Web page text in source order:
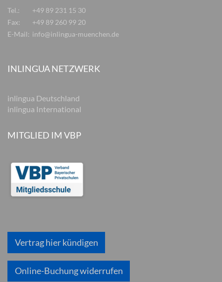
Tel.:
+49 89 231 15 30
Fax:
+49 89 260 99 20
E-Mail: info@inlingua-muenchen.de
INLINGUA NETZWERK
inlingua Deutschland
inlingua International
MITGLIED IM VBP
Vertrag hier kündigen
Online-Buchung widerrufen